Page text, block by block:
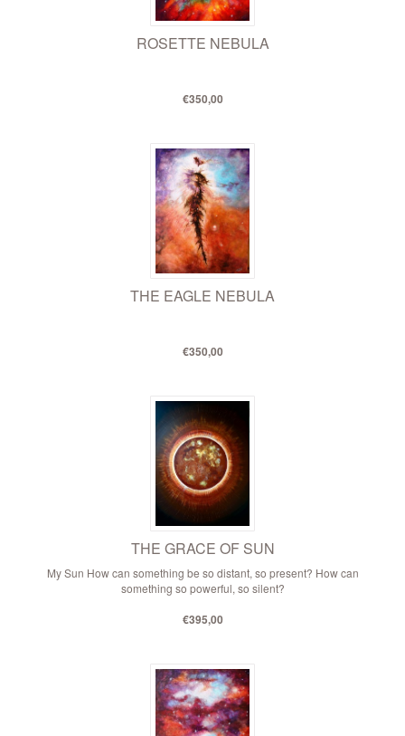
ROSETTE NEBULA
€350,00
THE EAGLE NEBULA
€350,00
THE GRACE OF SUN
My Sun How can something be so distant, so present? How can
something so powerful, so silent?
€395,00